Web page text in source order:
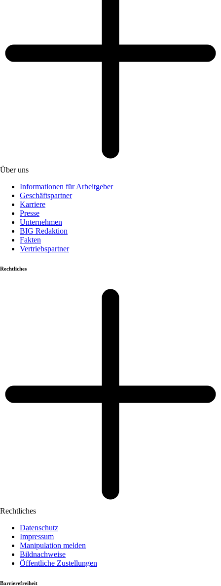
Über uns
Informationen für Arbeitgeber
Geschäftspartner
Karriere
Presse
Unternehmen
BIG Redaktion
Fakten
Vertriebspartner
Rechtliches
Rechtliches
Datenschutz
Impressum
Manipulation melden
Bildnachweise
Öffentliche Zustellungen
Barrierefreiheit